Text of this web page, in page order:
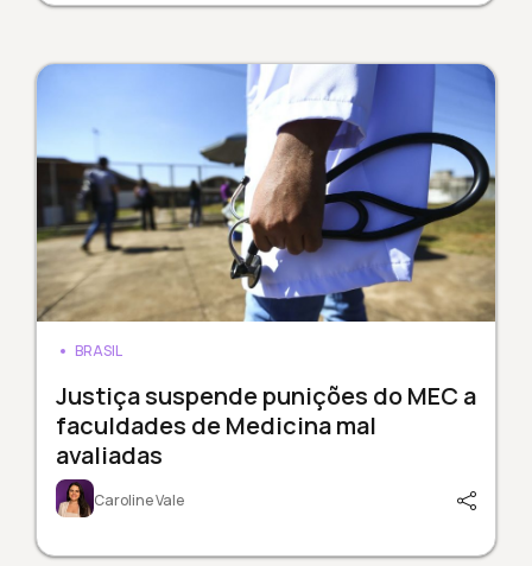
BRASIL
Justiça suspende punições do MEC a
faculdades de Medicina mal
avaliadas
Caroline Vale